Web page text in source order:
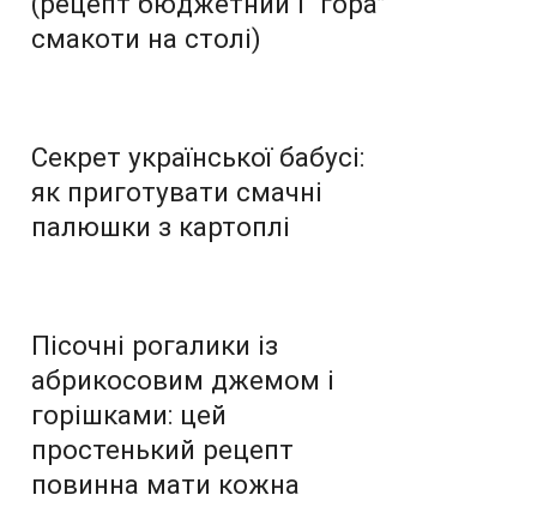
смакоти на столі)
Секрет української бабусі:
як приготувати смачні
палюшки з картоплі
Пісочні рогалики із
абрикосовим джемом і
горішками: цей
простенький рецепт
повинна мати кожна